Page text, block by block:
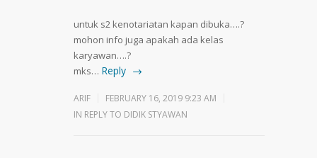
untuk s2 kenotariatan kapan dibuka….?
mohon info juga apakah ada kelas
karyawan….?
mks… Reply
ARIF
FEBRUARY 16, 2019 9:23 AM
IN REPLY TO DIDIK STYAWAN